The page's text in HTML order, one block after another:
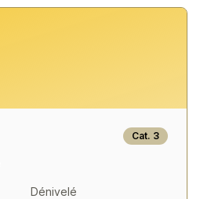
Cat. 3
Dénivelé